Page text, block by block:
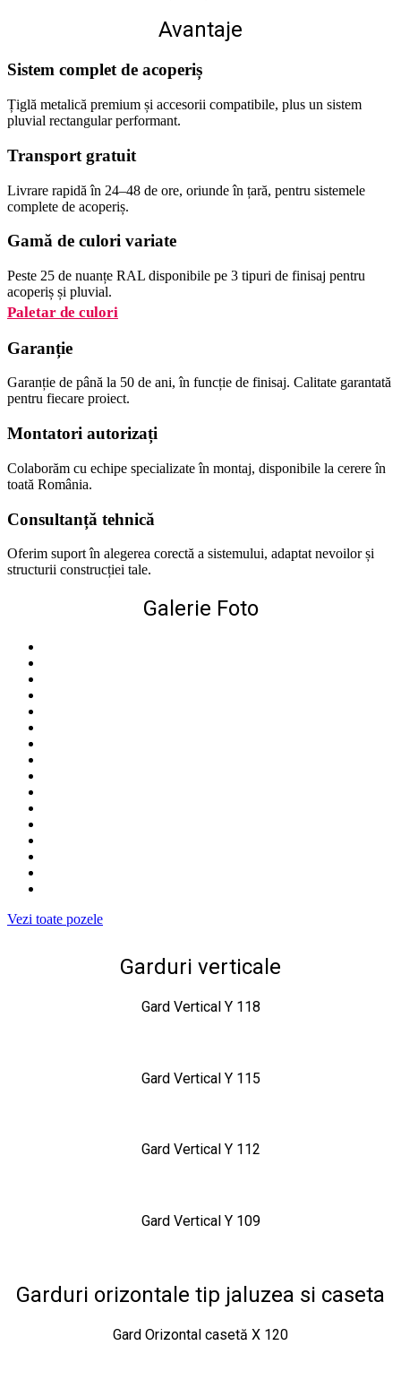
Avantaje
Sistem complet de acoperiș
Țiglă metalică premium și accesorii compatibile, plus un sistem
pluvial rectangular performant.
Transport gratuit
Livrare rapidă în 24–48 de ore, oriunde în țară, pentru sistemele
complete de acoperiș.
Gamă de culori variate
Peste 25 de nuanțe RAL disponibile pe 3 tipuri de finisaj pentru
acoperiș și pluvial.
Paletar de culori
Garanție
Garanție de până la 50 de ani, în funcție de finisaj. Calitate garantată
pentru fiecare proiect.
Montatori autorizați
Colaborăm cu echipe specializate în montaj, disponibile la cerere în
toată România.
Consultanță tehnică
Oferim suport în alegerea corectă a sistemului, adaptat nevoilor și
structurii construcției tale.
Galerie Foto
Vezi toate pozele
Garduri verticale
Gard Vertical Y 118
Gard Vertical Y 115
Gard Vertical Y 112
Gard Vertical Y 109
Garduri orizontale tip jaluzea si caseta
Gard Orizontal casetă X 120